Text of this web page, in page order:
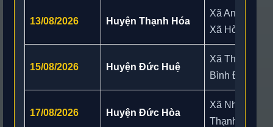
13/08/2026 Huyện Thạnh Hóa
Xã An Ninh,
Xã Hòa
15/08/2026 Huyện Đức Huệ
Xã Thạnh
Bình Đức, Xã
17/08/2026 Huyện Đức Hòa
Xã Nhựt Tảo,
Thạnh, Xã Mỹ